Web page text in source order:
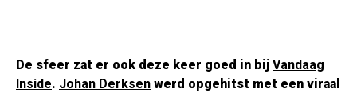
De sfeer zat er ook deze keer goed in bij Vandaag
Inside. Johan Derksen werd opgehitst met een viraal